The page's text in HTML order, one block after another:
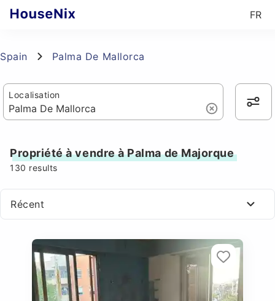
FR
Spain Palma De Mallorca
Localisation
Propriété à vendre à Palma de Majorque
130 results
Récent